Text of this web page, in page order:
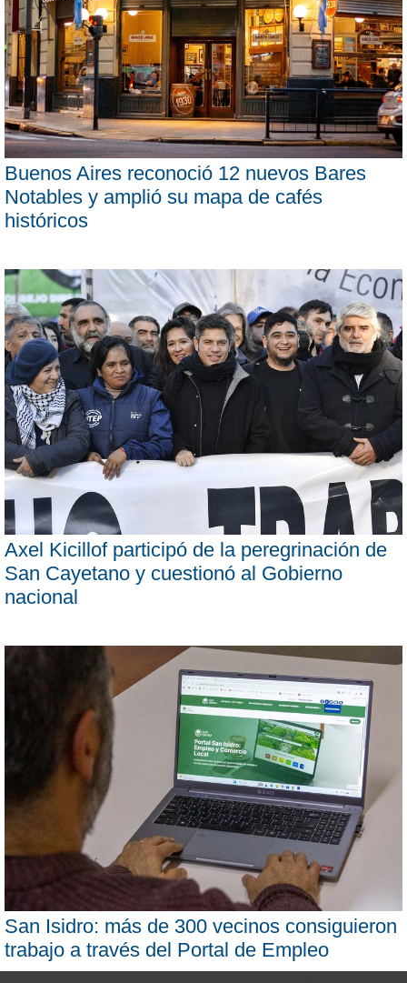
Buenos Aires reconoció 12 nuevos Bares
Notables y amplió su mapa de cafés
históricos
Axel Kicillof participó de la peregrinación de
San Cayetano y cuestionó al Gobierno
nacional
San Isidro: más de 300 vecinos consiguieron
trabajo a través del Portal de Empleo